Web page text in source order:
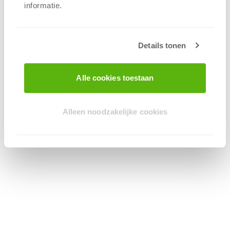
informatie.
Details tonen
Alle cookies toestaan
Alleen noodzakelijke cookies